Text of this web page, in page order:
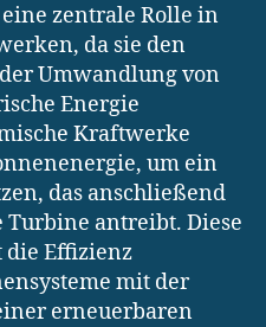
zentrale Rolle in
da sie den
Umwandlung von
Energie
Kraftwerke
um ein
das anschließend
Turbine antreibt. Diese
Effizienz
mit der
erneuerbaren